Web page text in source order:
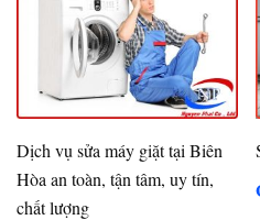
Dịch vụ sửa máy giặt tại Biên
Hòa an toàn, tận tâm, uy tín,
chất lượng